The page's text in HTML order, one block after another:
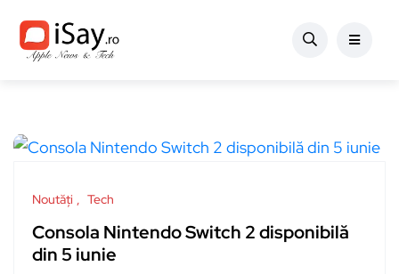
Noutăți Tech
Consola Nintendo Switch 2 disponibilă
din 5 iunie